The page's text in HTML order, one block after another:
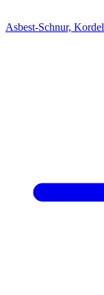
Asbest-Schnur, Kordel